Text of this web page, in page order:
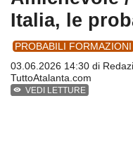
Italia, le
PROBABILI FORMAZIONI
03.06.2026 14:30 di
TuttoAtalanta.com
VEDI LETTURE